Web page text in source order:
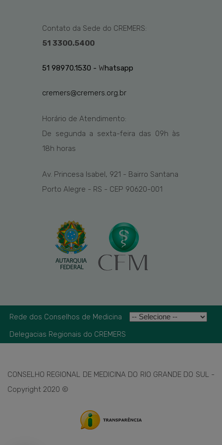
Contato da Sede do CREMERS:
51 3300.5400
51 98970.1530 - Whatsapp
cremers@cremers.org.br
Horário de Atendimento:
De segunda a sexta-feira das 09h às
18h horas
Av. Princesa Isabel, 921 - Bairro Santana
Porto Alegre - RS - CEP 90620-001
Rede dos Conselhos de Medicina
Delegacias Regionais do CREMERS
CONSELHO REGIONAL DE MEDICINA DO RIO GRANDE DO SUL -
Copyright 2020 ©